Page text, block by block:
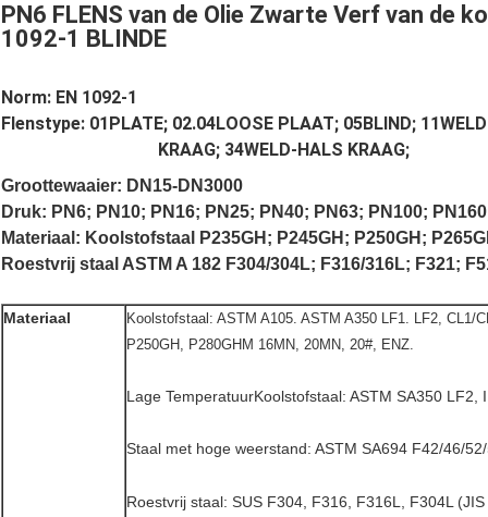
PN6 FLENS van de Olie Zwarte Verf van de
1092-1 BLINDE
Norm: EN 1092-1
Flenstype: 01PLATE; 02.04LOOSE PLAAT; 05BLIND;
KRAAG; 34WELD-HALS KRAAG;
Groottewaaier: DN15-DN3000
Druk: PN6; PN10; PN16; PN25; PN40; PN63; PN100;
Materiaal: Koolstofstaal P235GH; P245GH; P250GH;
Roestvrij staal ASTM A 182 F304/304L; F316/316L; F321;
Materiaal
Koolstofstaal: ASTM A105. ASTM A350 LF1. LF2, CL1/
P250GH, P280GHM 16MN, 20MN, 20#, ENZ.
Lage TemperatuurKoolstofstaal: ASTM SA350
Staal met hoge weerstand: ASTM SA694 F42/46/
Roestvrij staal: SUS F304, F316, F316L, F304L